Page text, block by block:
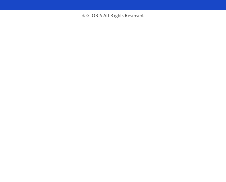
© GLOBIS All Rights Reserved.